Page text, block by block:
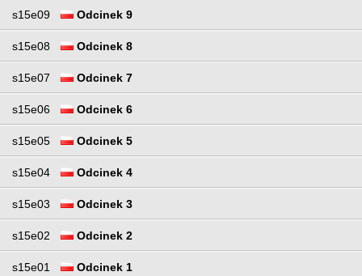
s15e09 Odcinek 9
s15e08 Odcinek 8
s15e07 Odcinek 7
s15e06 Odcinek 6
s15e05 Odcinek 5
s15e04 Odcinek 4
s15e03 Odcinek 3
s15e02 Odcinek 2
s15e01 Odcinek 1